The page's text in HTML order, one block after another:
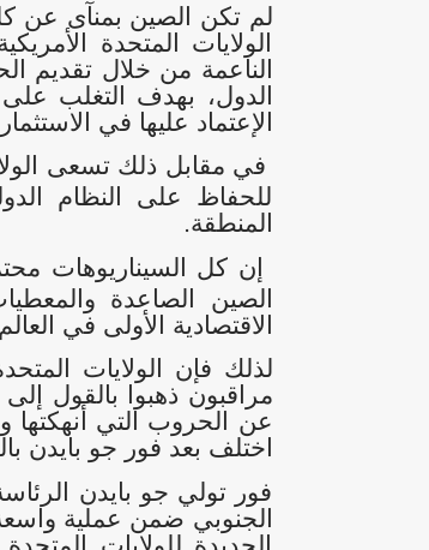
لم تكن الصين بمنآى عن
الولايات المتحدة
الناعمة من خلال تقديم
الدول، بهدف التغلب
الإعتماد عليها في
في مقابل ذلك تسعى
للحفاظ على النظام
المنطقة.
إن كل السيناريوهات
الصين الصاعدة
الاقتصادية الأولى في العالم
لذلك فإن الولايات
مراقبون ذهبوا بالقول
عن الحروب التي أنهكتها
اختلف بعد فور جو بايدن
فور تولي جو بايدن
الجنوبي ضمن عملية